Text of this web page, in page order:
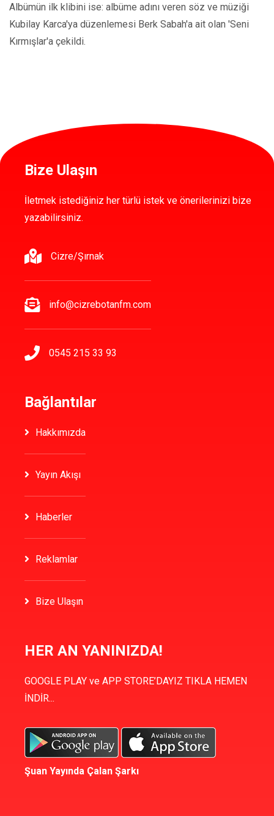
Albümün ilk klibini ise: albüme adını veren söz ve müziği
Kubilay Karca'ya düzenlemesi Berk Sabah'a ait olan 'Seni
Kırmışlar'a çekildi.
Bize Ulaşın
İletmek istediğiniz her türlü istek ve önerilerinizi bize
yazabilirsiniz.
Cizre/Şırnak
info@cizrebotanfm.com
0545 215 33 93
Bağlantılar
Hakkımızda
Yayın Akışı
Haberler
Reklamlar
Bize Ulaşın
HER AN YANINIZDA!
GOOGLE PLAY ve APP STORE’DAYIZ TIKLA HEMEN
İNDİR...
Şuan Yayında Çalan Şarkı